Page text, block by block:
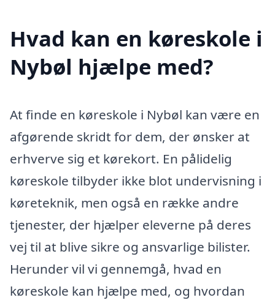
Hvad kan en køreskole i
Nybøl hjælpe med?
At finde en køreskole i Nybøl kan være en
afgørende skridt for dem, der ønsker at
erhverve sig et kørekort. En pålidelig
køreskole tilbyder ikke blot undervisning i
køreteknik, men også en række andre
tjenester, der hjælper eleverne på deres
vej til at blive sikre og ansvarlige bilister.
Herunder vil vi gennemgå, hvad en
køreskole kan hjælpe med, og hvordan